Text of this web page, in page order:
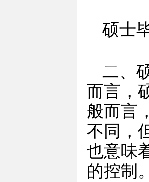
硕士
二、
而言，
般而言
不同，
也意味
的控制